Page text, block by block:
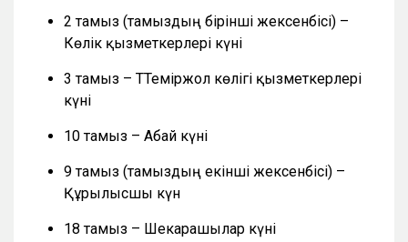
2 тамыз (тамыздың бірінші жексенбісі) –
Көлік қызметкерлері күні
3 тамыз – ТТеміржол көлігі қызметкерлері
күні
10 тамыз – Абай күні
9 тамыз (тамыздың екінші жексенбісі) –
Құрылысшы күн
18 тамыз – Шекарашылар күні